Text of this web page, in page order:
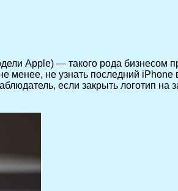
Apple) — такого рода бизнесом
менее, не узнать последний iPhone
если закрыть логотип на